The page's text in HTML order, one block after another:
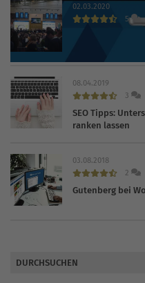
02.03.2020
5
08.04.2019
3
SEO Tipps:
ranken lassen
03.08.2018
2
Gutenberg bei
DURCHSUCHEN